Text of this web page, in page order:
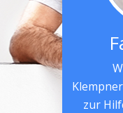
zur